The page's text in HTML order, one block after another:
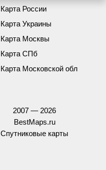
Карта России
Карта Украины
Карта Москвы
Карта СПб
Карта Московской обл
2007 — 2026
BestMaps.ru
Спутниковые карты